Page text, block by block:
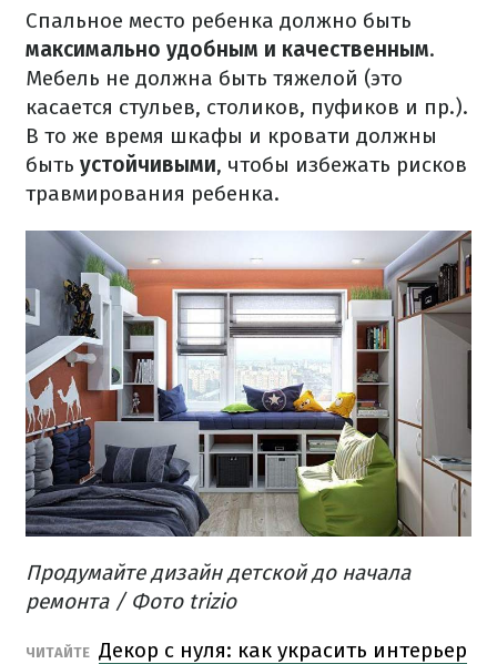
Спальное место ребенка должно быть
максимально удобным и качественным.
Мебель не должна быть тяжелой (это
касается стульев, столиков, пуфиков и пр.).
В то же время шкафы и кровати должны
быть устойчивыми, чтобы избежать рисков
травмирования ребенка.
Продумайте дизайн детской до начала
ремонта / Фото trizio
ЧИТАЙТЕ Декор с нуля: как украсить интерьер